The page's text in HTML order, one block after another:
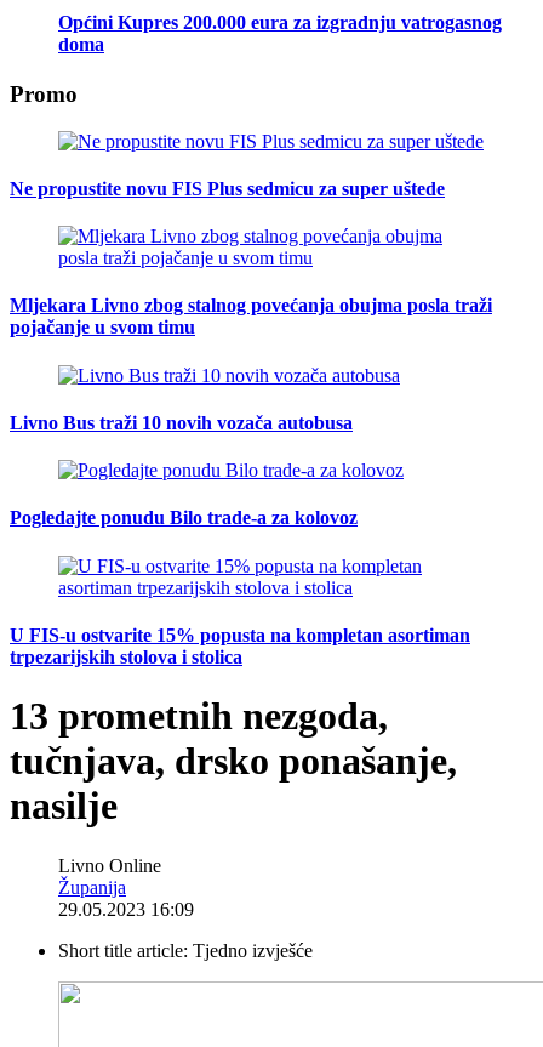
Općini Kupres 200.000 eura za izgradnju vatrogasnog
doma
Promo
Ne propustite novu FIS Plus sedmicu za super uštede
Mljekara Livno zbog stalnog povećanja obujma posla traži
pojačanje u svom timu
Livno Bus traži 10 novih vozača autobusa
Pogledajte ponudu Bilo trade-a za kolovoz
U FIS-u ostvarite 15% popusta na kompletan asortiman
trpezarijskih stolova i stolica
13 prometnih nezgoda,
tučnjava, drsko ponašanje,
nasilje
Livno Online
Županija
29.05.2023 16:09
Short title article: Tjedno izvješće